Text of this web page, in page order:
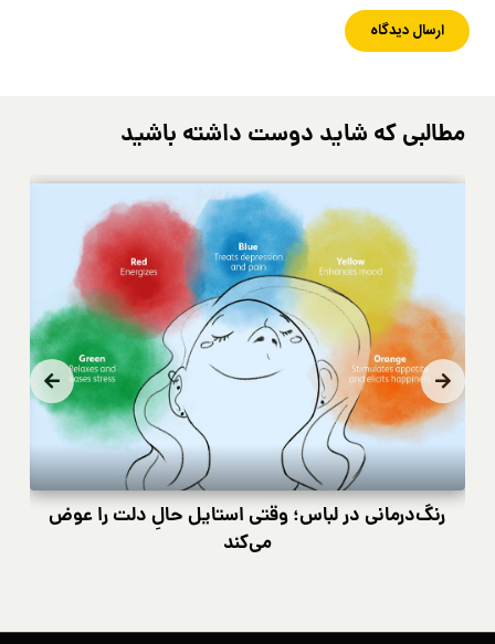
مطالبی که شاید دوست داشته باشید
رنگ‌درمانی در لباس؛ وقتی استایل حالِ دلت را عوض
می‌کند